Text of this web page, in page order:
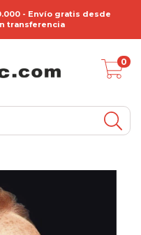
- Envío gratis desde
transferencia
0